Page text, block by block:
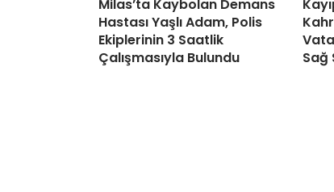
Milas’ta Kaybolan Demans
Hastası Yaşlı Adam, Polis
Ekiplerinin 3 Saatlik
Çalışmasıyla Bulundu
Sağ